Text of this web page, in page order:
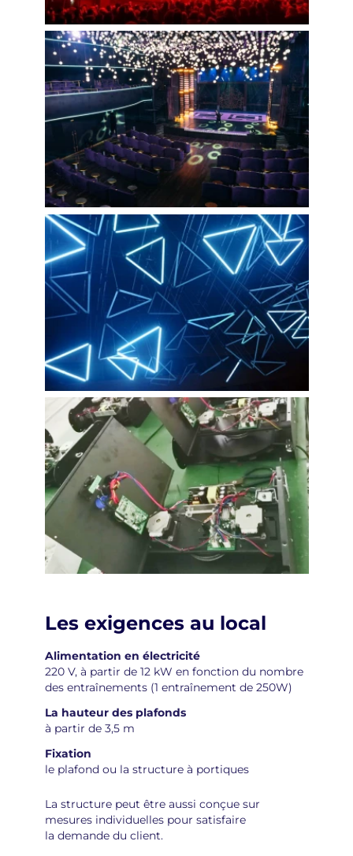
Les exigences au local
Alimentation en électricité
220 V, à partir de 12 kW en fonction du nombre
des entraînements (1 entraînement de 250W)
La hauteur des plafonds
à partir de 3,5 m
Fixation
le plafond ou la structure à portiques
La structure peut être aussi conçue sur
mesures individuelles pour satisfaire
la demande du client.